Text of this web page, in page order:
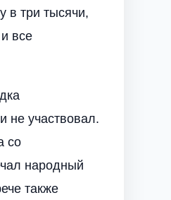
в три тысячи,
все
не участвовал.
со
народный
также